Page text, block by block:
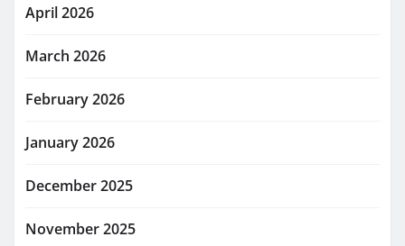
April 2026
March 2026
February 2026
January 2026
December 2025
November 2025